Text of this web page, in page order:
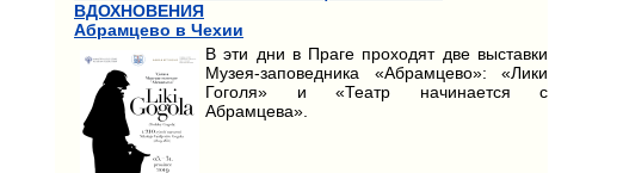
ВДОХНОВЕНИЯ
Абрамцево в Чехии
В эти дни в Праге проходят две выставки
Музея-заповедника «Абрамцево»: «Лики
Гоголя» и «Театр начинается с
Абрамцева».